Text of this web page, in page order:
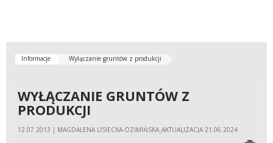
Informacje Wyłączanie gruntów z produkcji
WYŁĄCZANIE GRUNTÓW Z
PRODUKCJI
12.07.2013 | MAGDALENA LISIECKA-OZIMIŃSKA_AKTUALIZACJA 21.06.2024